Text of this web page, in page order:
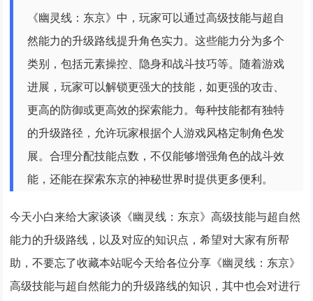
《幽灵线：东京》中，玩家可以通过高级技能与超自
然能力的升级路线提升角色实力。这些能力分为多个
类别，包括元素操控、隐身和战斗技巧等。随着游戏
进展，玩家可以解锁更强大的技能，如更强的攻击、
更高的防御或更高效的探索能力。每种技能都有独特
的升级路径，允许玩家根据个人游戏风格定制角色发
展。合理分配技能点数，不仅能够增强角色的战斗效
能，还能在探索东京的神秘世界时提供更多便利。
今天小白来给大家谈谈《幽灵线：东京》高级技能与超自然
能力的升级路线，以及对应的知识点，希望对大家有所帮
助，不要忘了收藏本站呢今天给各位分享《幽灵线：东京》
高级技能与超自然能力的升级路线的知识，其中也会对进行